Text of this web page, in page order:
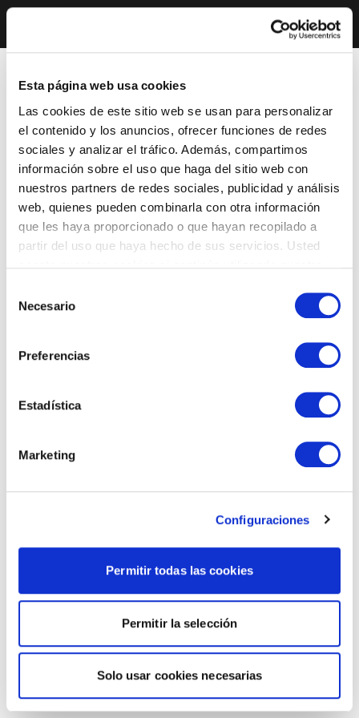
Esta página web usa cookies
Las cookies de este sitio web se usan para personalizar
el contenido y los anuncios, ofrecer funciones de redes
sociales y analizar el tráfico. Además, compartimos
información sobre el uso que haga del sitio web con
nuestros partners de redes sociales, publicidad y análisis
web, quienes pueden combinarla con otra información
que les haya proporcionado o que hayan recopilado a
partir del uso que haya hecho de sus servicios. Usted
Necesario
Preferencias
Estadística
Marketing
Configuraciones
Permitir todas las cookies
Permitir la selección
Solo usar cookies necesarias